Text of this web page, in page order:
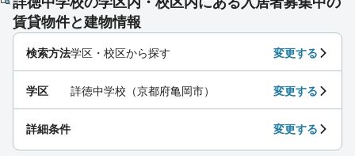
賃貸物件と建物情報
検索方法学区・校区から探す 変更する
学区 詳徳中学校（京都府亀岡市） 変更する
詳細条件 変更する